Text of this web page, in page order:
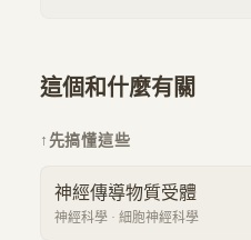
這個和什麼有關
↑ 先搞懂這些
神經傳導物質受體
神經科學 · 細胞神經科學